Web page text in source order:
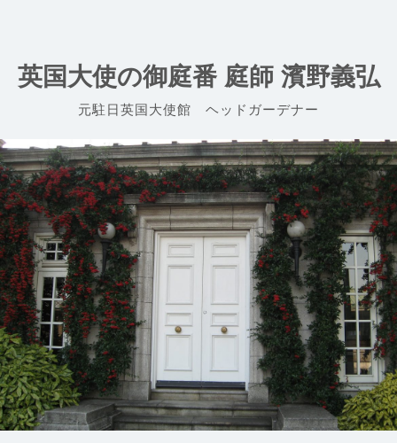
英国大使の御庭番 庭師 濱野義弘
元駐日英国大使館 ヘッドガーデナー